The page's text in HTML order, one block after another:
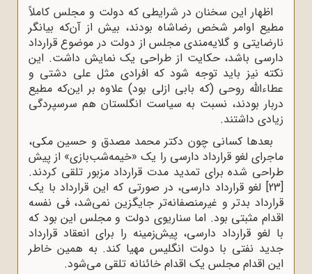
اظهار این سخنان در شرایطی که دولت و مجلس کاملاً
مطیع اوامر شخص رضاشاه بودند، بیش از آن‌که بیانگر
نارضایتی و گلایه‌مندی مجلس از دولت در موضوع قرارداد
دارسی باشد، حکایت از طراحی یک نمایش داشت. این
نکته نیز باید توجه شود که افرادی مثل علی دشتی و
عطاء‌الله روحی (که بابی ازلی بود) علاوه بر این‌که مطیع
دربار بودند، نسبت به سیاست انگلستان هم سرسپردگی
زیادی داشتند.
بعدها کسانی چون دکتر محمد مصدق و حسین مکی،
ماجرای لغو قرارداد دارسی را یک «خیمه‌شب‌بازی» از پیش
طراحی شده برای تمدید مدت قرارداد مزبور تلقی کردند.
[23]
لغو قرارداد دارسی، در صورتی که این قرارداد با یک
قرارداد بدتر و غیرمنصفانه‌تر جایگزین نمی‌شد، فی نفسه
اقدام مثبتی بود. اما سناریوی دولت و مجلس این بود که
با لغو قرارداد دارسی، پیش‌زمینه را برای انعقاد قرارداد
جدید نفتی با دولت انگلیس مهیا کند. به همین خاطر
این اقدام مجلس یک اقدام خائنانه تلقی می‌شود.